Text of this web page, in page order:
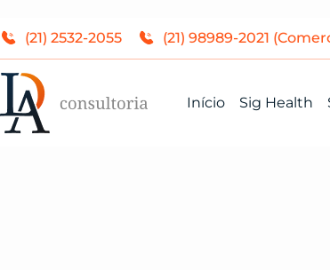
(21) 2532-2055 (21) 98989-2021
Início Sig Health